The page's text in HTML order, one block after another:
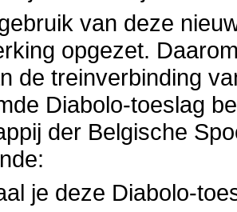
van deze
opgezet.
de treinverbinding
Diabolo-toeslag
der Belgische
je deze Diabolo-